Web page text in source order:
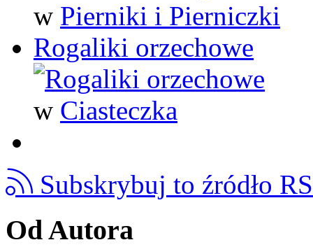
w Pierniki i Pierniczki
Rogaliki orzechowe
w Ciasteczka
Subskrybuj to źródło
Od Autora